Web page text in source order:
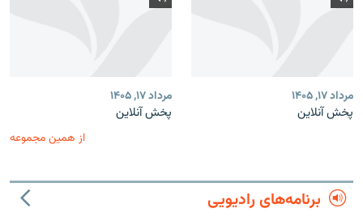
مرداد ۱۷, ۱۴۰۵
پخش آنلاین
مرداد ۱۷, ۱۴۰۵
پخش آنلاین
از همین مجموعه
برنامه‌های رادیویی